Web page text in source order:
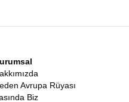
bir tatil hayal
Tatili
, bürokratik engellere
odaklanabileceğiniz
balayı çiftleri, arkadaş
Avrupa Rüyası
Biz